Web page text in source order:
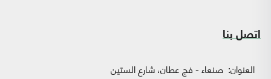
اتصل بنا
العنوان: صنعاء - فج عطان، شارع الستين